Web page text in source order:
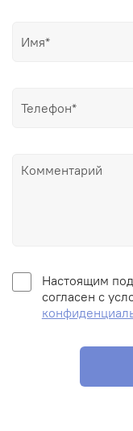
Настоящим
согласен с